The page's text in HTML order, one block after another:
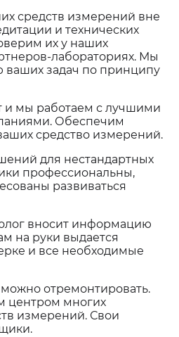
средств измерений вне
и технических
их у наших
лабораториях. Мы
задач по принципу
и мы работаем с лучшими
Обеспечим
средство измерений.
для нестандартных
профессиональны,
развиваться
вносит информацию
на руки выдается
и все необходимые
отремонтировать.
центром многих
измерений. Свои